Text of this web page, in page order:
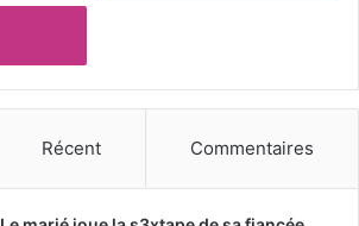
Récent Commentaires